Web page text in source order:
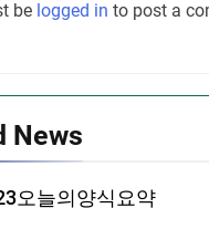
be logged in to post a
News
오늘의양식요약